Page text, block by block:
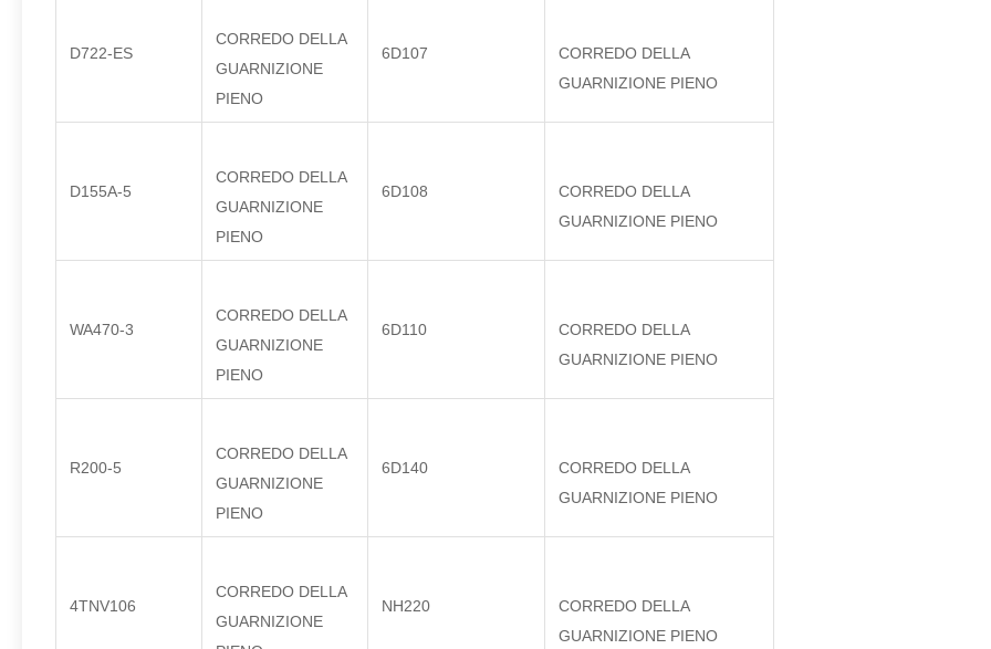
D722-ES
CORREDO DELLA
GUARNIZIONE
PIENO
6D107
CORREDO DELLA
GUARNIZIONE PIENO
D155A-5
CORREDO DELLA
GUARNIZIONE
PIENO
6D108
CORREDO DELLA
GUARNIZIONE PIENO
WA470-3
CORREDO DELLA
GUARNIZIONE
PIENO
6D110
CORREDO DELLA
GUARNIZIONE PIENO
R200-5
CORREDO DELLA
GUARNIZIONE
PIENO
6D140
CORREDO DELLA
GUARNIZIONE PIENO
4TNV106
CORREDO DELLA
GUARNIZIONE
NH220
CORREDO DELLA
GUARNIZIONE PIENO